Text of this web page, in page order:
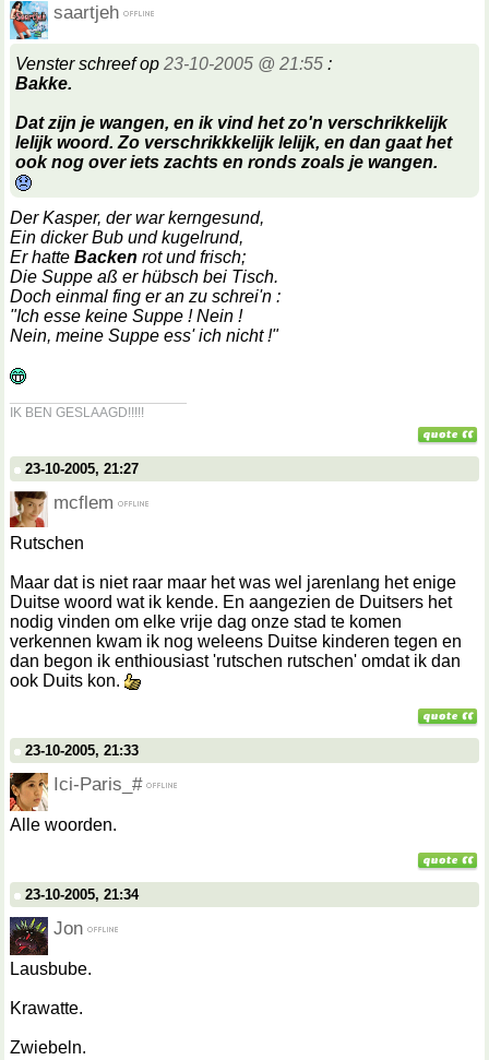
saartjeh
Venster schreef op 23-10-2005 @ 21:55 :
Bakke.
Dat zijn je wangen, en ik vind het zo'n verschrikkelijk
lelijk woord. Zo verschrikkkelijk lelijk, en dan gaat het
ook nog over iets zachts en ronds zoals je wangen.
Der Kasper, der war kerngesund,
Ein dicker Bub und kugelrund,
Er hatte Backen rot und frisch;
Die Suppe aß er hübsch bei Tisch.
Doch einmal fing er an zu schrei'n :
"Ich esse keine Suppe ! Nein !
Nein, meine Suppe ess' ich nicht !"
IK BEN GESLAAGD!!!!!
23-10-2005, 21:27
mcflem
Rutschen
Maar dat is niet raar maar het was wel jarenlang het enige
Duitse woord wat ik kende. En aangezien de Duitsers het
nodig vinden om elke vrije dag onze stad te komen
verkennen kwam ik nog weleens Duitse kinderen tegen en
dan begon ik enthiousiast 'rutschen rutschen' omdat ik dan
ook Duits kon.
23-10-2005, 21:33
Ici-Paris_#
Alle woorden.
23-10-2005, 21:34
Jon
Lausbube.
Krawatte.
Zwiebeln.